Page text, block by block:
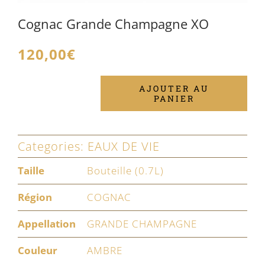
Cognac Grande Champagne XO
120,00€
Cognac
Champagne
AJOUTER AU
PANIER
Categories: EAUX DE VIE
Taille
Bouteille (0.7L)
Région
COGNAC
Appellation
GRANDE CHAMPAGNE
Couleur
AMBRE